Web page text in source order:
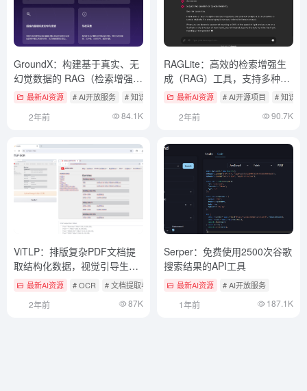
GroundX：构建基于真实、无
幻觉数据的 RAG（检索增强）
API最新AI资源 # AI开放服务 # 知识检索与RAG框架
2年前 84.1K
RAGLite：高效的检索增强生
成（RAG）工具，支持多种数
据库和语言模型。
最新AI资源 # AI开源项目 # 知识检
2年前 90.7K
ViTLP：排版复杂PDF文档提
取结构化数据，视觉引导生成
文本布局预训练模型
最新AI资源 # OCR # 文档提取与清洗
2年前 87K
Serper：免费使用2500次谷歌
搜索结果的API工具
最新AI资源 # AI开放服务
1年前 187.1K